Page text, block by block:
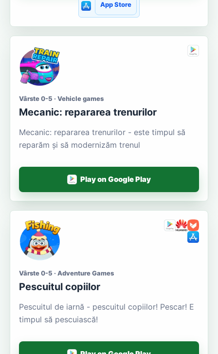
App Store
Vârste 0-5 · Vehicle games
Mecanic: repararea trenurilor
Mecanic: repararea trenurilor - este timpul să
reparăm și să modernizăm trenul
Play on Google Play
Vârste 0-5 · Adventure Games
Pescuitul copiilor
Pescuitul de iarnă - pescuitul copiilor! Pescar! E
timpul să pescuiască!